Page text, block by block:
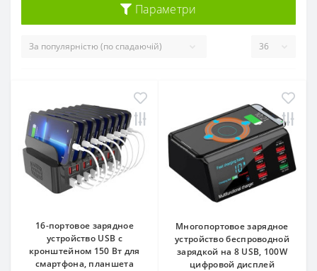
Параметри
16-портовое зарядное
устройство USB с
кронштейном 150 Вт для
смартфона, планшета
Многопортовое зарядное
устройство беспроводной
зарядкой на 8 USB, 100W
цифровой дисплей